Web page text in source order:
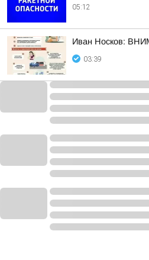
05:12
Иван Носков:
03:39